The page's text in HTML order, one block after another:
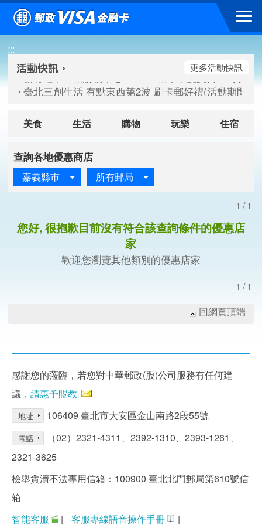
跳到主要內容區塊
:::
新竹遠東巨城購物中心 2026巨城年中慶夏日BIG好刷(
桃園大江國際購物中心 好饗去大江檔期(活動期間：
新竹遠東巨城購物中心 2026巨城年中慶夏日BIG好刷(
臺北三創生活 有點東西第2波 刷卡郵好禮(活動期間：
更多活動快訊
美食 生活 購物 玩樂 住宿
查詢各地優惠商店
嘉義縣市 所有郵局
1/1
您好, 很抱歉目前沒有符合該查詢條件的優惠店
家
歡迎您瀏覽其他類別的優惠店家
1/1
回網頁頂端
感謝您的蒞臨，若您對中華郵政(股)公司服務有任何建
議， 請惠予賜教
地址 106409 臺北市大安區金山南路2段55號
電話
（02）2321-4311、2392-1310、2393-1261、
2321-3625
檢舉貪瀆不法專用信箱：100900 臺北北門郵局第610號信
箱
智能客服
| 客服專線語音操作手冊 |